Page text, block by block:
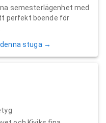
semesterlägenhet med
perfekt boende för
stuga →